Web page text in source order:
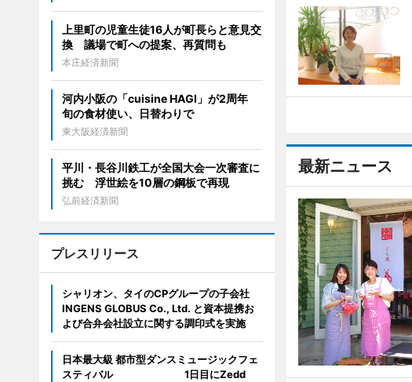
最新ニュース
上里町の児童生徒16人が町長らと意見交
換 議場で町への提案、再質問も
本庄経済新聞
河内小阪の「cuisine HAGI」が2周年
旬の食材使い、日替わりで
東大阪経済新聞
平川・長谷川鉄工が全国大会一次審査に
挑む 浮世絵を10層の鋼板で再現
弘前経済新聞
プレスリリース
シャリオン、タイのCPグループの子会社
INGENS GLOBUS Co., Ltd. と資本提携お
よび合弁会社設立に関する調印式を実施
日本最大級 都市型ダンスミュージックフェ
スティバル 1日目にZedd